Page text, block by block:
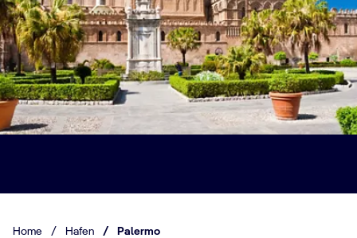
Home / Hafen / Palermo